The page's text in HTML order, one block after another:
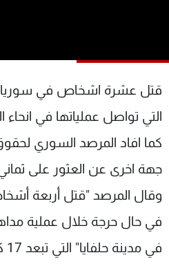
قتل عشرة اشخاص في سوريا
التي تواصل عملياتها في انحاء
كما افاد المرصد السوري
جهة اخرى عن العثور على
في حال حرجة خلال عملية
في مدينة حلفايا" التي تبعد 17 كلم من مدينة حماة.
شاهد البرامج
الترددات
عن MTV
الإنـتـاج
تواصل
سياسة